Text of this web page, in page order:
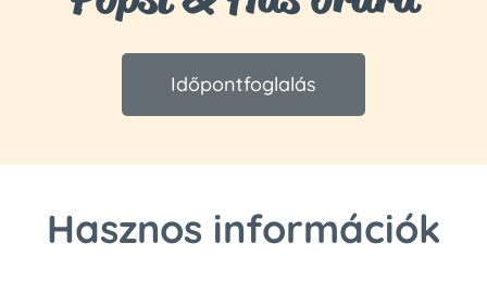
Időpontfoglalás
Hasznos információk